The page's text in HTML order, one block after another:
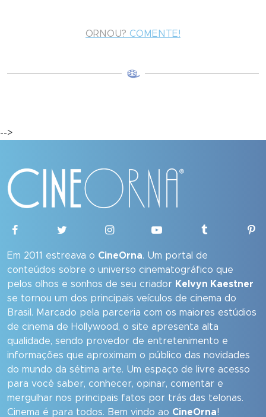
ORNOU? COMENTE!
-->
Em 2011 estreava o CineOrna. Um portal de
conteúdos sobre o universo cinematográfico que
pelos olhos e sonhos de seu criador Kelvyn Kaestner
se tornou um dos principais veículos de cinema do
Brasil. Marcado pela parceria com os maiores estúdios
de cinema de Hollywood, o site apresenta alta
qualidade, sendo provedor de entretenimento e
informações que aproximam o público das novidades
do mundo da sétima arte. Um espaço de livre acesso
para você saber, conhecer, opinar, comentar e
mergulhar nos principais fatos por trás das telonas.
Cinema é para todos. Bem vindo ao CineOrna!